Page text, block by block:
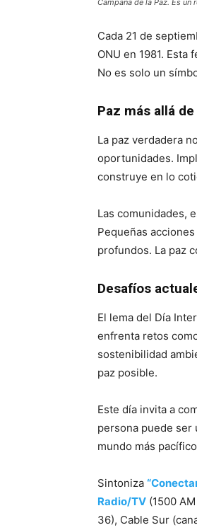
Cada 21 de
ONU en 1981.
No es solo un
Paz más allá
La paz verdadera
oportunidades.
construye en lo
Las comunidades,
Pequeñas
profundos. La paz
Desafíos
El lema del Día
enfrenta retos
sostenibilidad
paz posible.
Este día invita a
persona puede ser
mundo más
Sintoniza
Radio/TV (1500
36), Cable Sur